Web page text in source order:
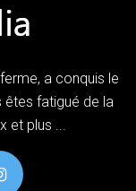
a conquis le
fatigué de la
plus ...